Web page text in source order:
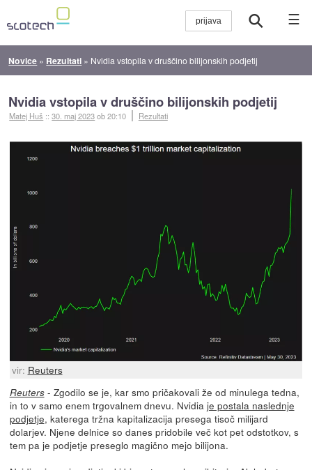
☰
Novice » Rezultati » Nvidia vstopila v druščino bilijonskih podjetij
Nvidia vstopila v druščino bilijonskih podjetij
Matej Huš ::30. maj 2023ob 20:10 Rezultati
vir: Reuters
Reuters- Zgodilo se je, kar smo pričakovali že od minulega tedna,
in to v samo enem trgovalnem dnevu. Nvidia je postala naslednje
podjetje, katerega tržna kapitalizacija presega tisoč milijard
dolarjev. Njene delnice so danes pridobile več kot pet odstotkov, s
tem pa je podjetje preseglo magično mejo bilijona.